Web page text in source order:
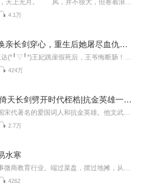
4.1万
大婚日被换亲长剑穿心，重生后她屠尽血仇！|女强宅斗
424万
辛弃疾传|倚天长剑劈开时代桎梏|抗金英雄一代词宗
2.7万
水寒
4262